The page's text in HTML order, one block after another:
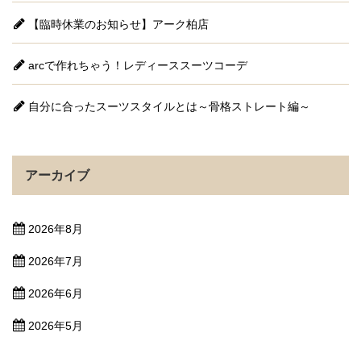
【臨時休業のお知らせ】アーク柏店
arcで作れちゃう！レディーススーツコーデ
自分に合ったスーツスタイルとは～骨格ストレート編～
アーカイブ
2026年8月
2026年7月
2026年6月
2026年5月